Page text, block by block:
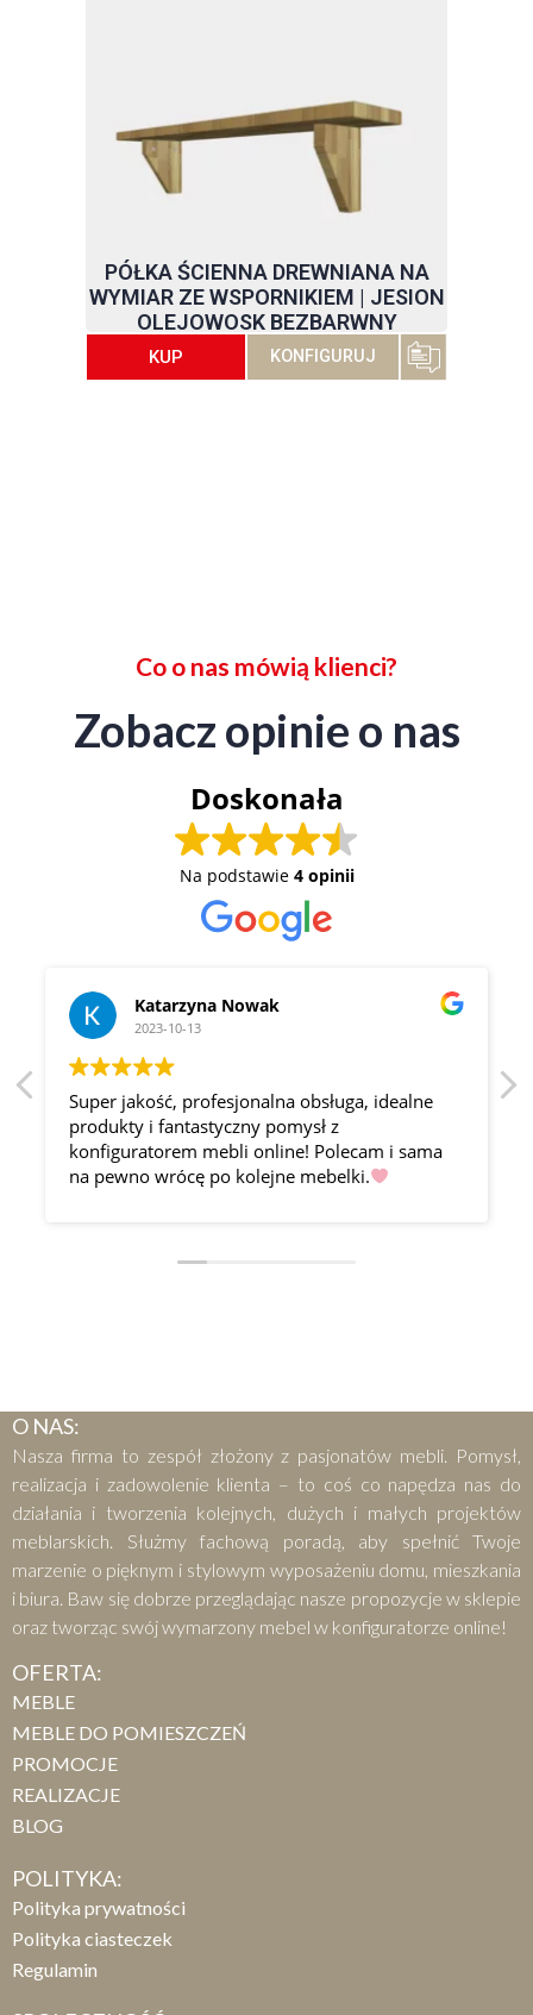
PÓŁKA ŚCIENNA DREWNIANA NA
WYMIAR ZE WSPORNIKIEM | JESION
OLEJOWOSK BEZBARWNY
KUP KONFIGURUJ
Co o nas mówią klienci?
Zobacz opinie o nas
Doskonała
Na podstawie 4 opinii
Katarzyna Nowak
2023-10-13
Super jakość, profesjonalna obsługa, idealne
produkty i fantastyczny pomysł z
konfiguratorem mebli online! Polecam i sama
na pewno wrócę po kolejne mebelki.
O NAS:
Nasza firma to zespół złożony z pasjonatów mebli. Pomysł,
realizacja i zadowolenie klienta – to coś co napędza nas do
działania i tworzenia kolejnych, dużych i małych projektów
meblarskich. Służmy fachową poradą, aby spełnić Twoje
marzenie o pięknym i stylowym wyposażeniu domu, mieszkania
i biura. Baw się dobrze przeglądając nasze propozycje w sklepie
oraz tworząc swój wymarzony mebel w konfiguratorze online!
OFERTA:
MEBLE
MEBLE DO POMIESZCZEŃ
PROMOCJE
REALIZACJE
BLOG
POLITYKA:
Polityka prywatności
Polityka ciasteczek
Regulamin